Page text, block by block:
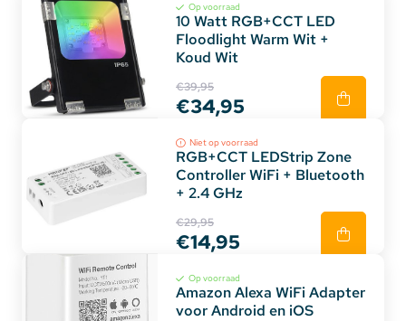
Op voorraad
10 Watt RGB+CCT LED
Floodlight Warm Wit +
Koud Wit
€39,95
€34,95
Niet op voorraad
RGB+CCT LEDStrip Zone
Controller WiFi + Bluetooth
+ 2.4 GHz
€29,95
€14,95
Op voorraad
Amazon Alexa WiFi Adapter
voor Android en iOS